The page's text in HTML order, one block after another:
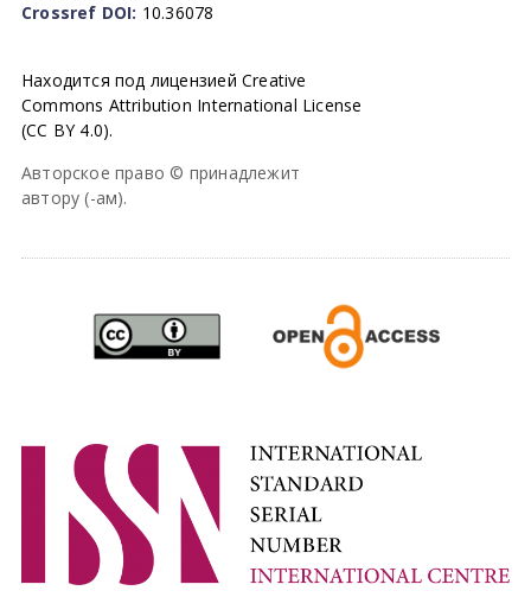
Crossref DOI: 10.36078
Находится под лицензией Creative
Commons Attribution International License
(CC BY 4.0).
Авторское право © принадлежит
автору (-ам).